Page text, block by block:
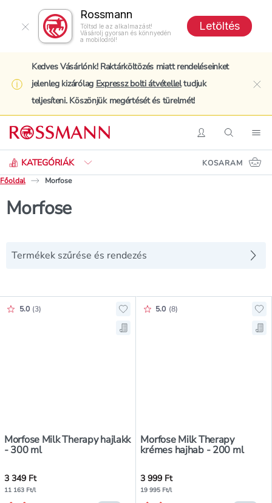
Rossmann
Töltsd le az alkalmazást!
Vásárolj gyorsan és könnyedén
a mobilodról!
Letöltés
Kedves Vásárlónk! Raktárköltözés miatt rendeléseinket
jelenleg kizárólag Expressz bolti átvételleltudjuk
teljesíteni. Köszönjük megértését és türelmét!
BelépésKeresés
KATEGÓRIÁK
Keresés
KOSARAM
Főoldal
Morfose
Morfose
Termékek szűrése és rendezés
Morfose Milk Therapy hajlakk
- 300 ml
Értékelés pontszáma:
5.0 (3)
Hozzáadás a kedvencekhez,
Mentés a bevásárló listára,
3 349 Ft
11 163 Ft/l
Morfose Milk Therapy
krémes hajhab - 200 ml
Értékelés pontszáma:
5.0 (8)
3 999 Ft
19 995 Ft/l